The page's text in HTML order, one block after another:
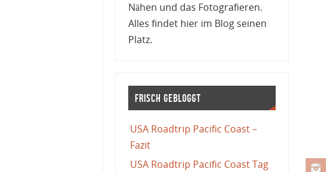
Nähen und das Fotografieren.
Alles findet hier im Blog seinen
Platz.
Frisch gebloggt
USA Roadtrip Pacific Coast –
Fazit
USA Roadtrip Pacific Coast Tag